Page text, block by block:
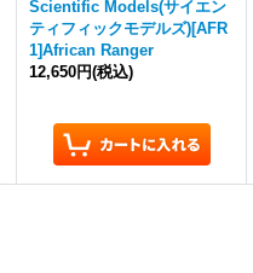
Scientific Models(サイエン
ティフィックモデルズ)[AFR
1]African Ranger
12,650円(税込)